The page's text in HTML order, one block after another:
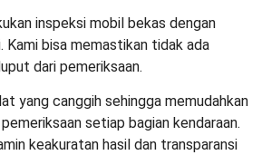
inspeksi mobil bekas dengan
Kami bisa memastikan tidak ada
dari pemeriksaan.
yang canggih sehingga memudahkan
setiap bagian kendaraan.
keakuratan hasil dan transparansi